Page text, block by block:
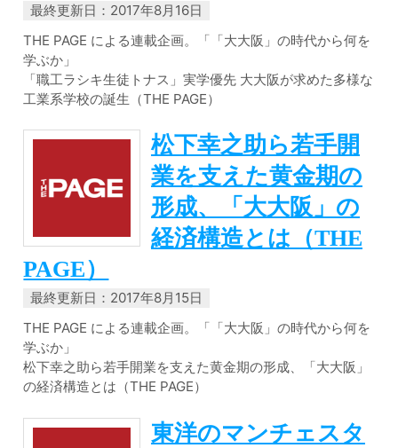
最終更新日：2017年8月16日
THE PAGE による連載企画。「「大大阪」の時代から何を
学ぶか」
「職工ラシキ生徒トナス」実学優先 大大阪が求めた多様な
工業系学校の誕生（THE PAGE）
松下幸之助ら若手開
業を支えた黄金期の
形成、「大大阪」の
経済構造とは（THE
PAGE）
最終更新日：2017年8月15日
THE PAGE による連載企画。「「大大阪」の時代から何を
学ぶか」
松下幸之助ら若手開業を支えた黄金期の形成、「大大阪」
の経済構造とは（THE PAGE）
東洋のマンチェスタ